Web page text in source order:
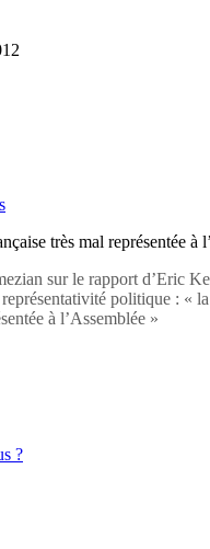
très mal représentée à
sur le rapport d’Eric
politique : «
à l’Assemblée »
?